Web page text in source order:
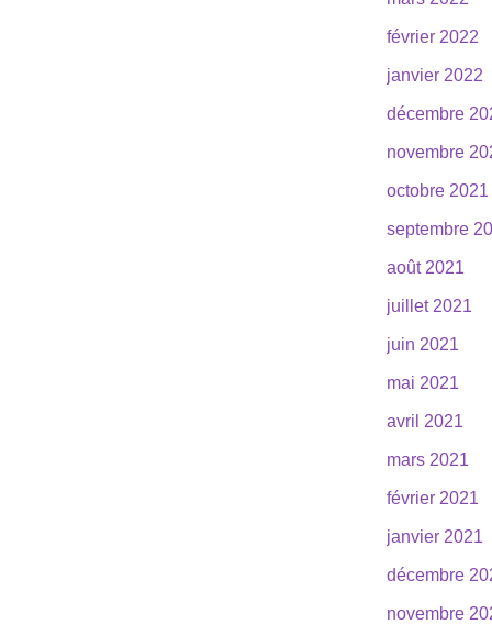
février 2022
janvier 2022
décembre
novembre
octobre 2021
septembre
août 2021
juillet 2021
juin 2021
mai 2021
avril 2021
mars 2021
février 2021
janvier 2021
décembre
novembre